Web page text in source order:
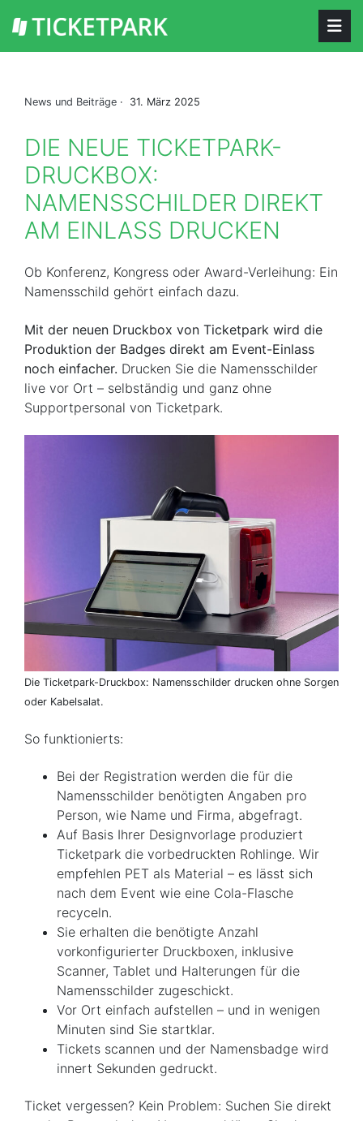
News und Beiträge · 31. März 2025
DIE NEUE TICKETPARK-
DRUCKBOX:
NAMENSSCHILDER DIREKT
AM EINLASS DRUCKEN
Ob Konferenz, Kongress oder Award-Verleihung: Ein
Namensschild gehört einfach dazu.
Mit der neuen Druckbox von Ticketpark wird die
Produktion der Badges direkt am Event-Einlass
noch einfacher. Drucken Sie die Namensschilder
live vor Ort – selbständig und ganz ohne
Supportpersonal von Ticketpark.
Die Ticketpark-Druckbox: Namensschilder drucken ohne Sorgen
oder Kabelsalat.
So funktionierts:
Bei der Registration werden die für die
Namensschilder benötigten Angaben pro
Person, wie Name und Firma, abgefragt.
Auf Basis Ihrer Designvorlage produziert
Ticketpark die vorbedruckten Rohlinge. Wir
empfehlen PET als Material – es lässt sich
nach dem Event wie eine Cola-Flasche
recyceln.
Sie erhalten die benötigte Anzahl
vorkonfigurierter Druckboxen, inklusive
Scanner, Tablet und Halterungen für die
Namensschilder zugeschickt.
Vor Ort einfach aufstellen – und in wenigen
Minuten sind Sie startklar.
Tickets scannen und der Namensbadge wird
innert Sekunden gedruckt.
Ticket vergessen? Kein Problem: Suchen Sie direkt